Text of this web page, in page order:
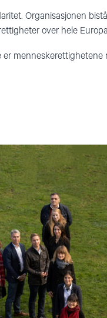
Organisasjonen
over hele
menneskerettighetene